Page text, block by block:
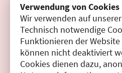
Verwendung von Cookies
Wir verwenden auf
Technisch notwendige
Funktionieren der
können nicht deaktiviert
Cookies dienen dazu,
Filter zurücksetzen
Ergebnisse drucken